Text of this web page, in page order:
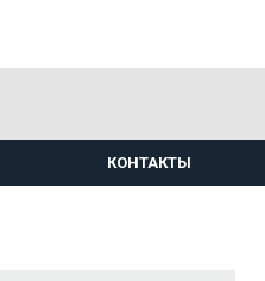
КОНТАКТЫ